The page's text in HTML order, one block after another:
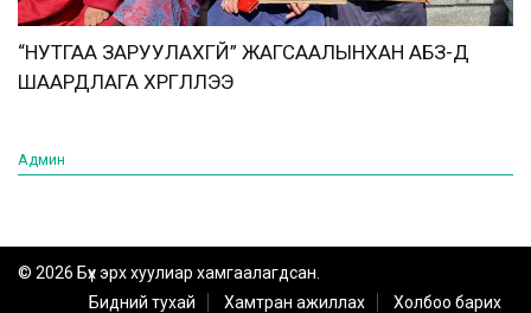
“НУТГАА ЗАРУУЛАХГҮЙ” ЖАГСААЛЫНХАН ҮАБЗ-Д
ШААРДЛАГА ХҮРГҮҮЛЛЭЭ
Админ
© 2026 Бүх эрх хуулиар хамгаалагдсан.
Бидний тухай
Хамтран ажиллах Холбоо барих